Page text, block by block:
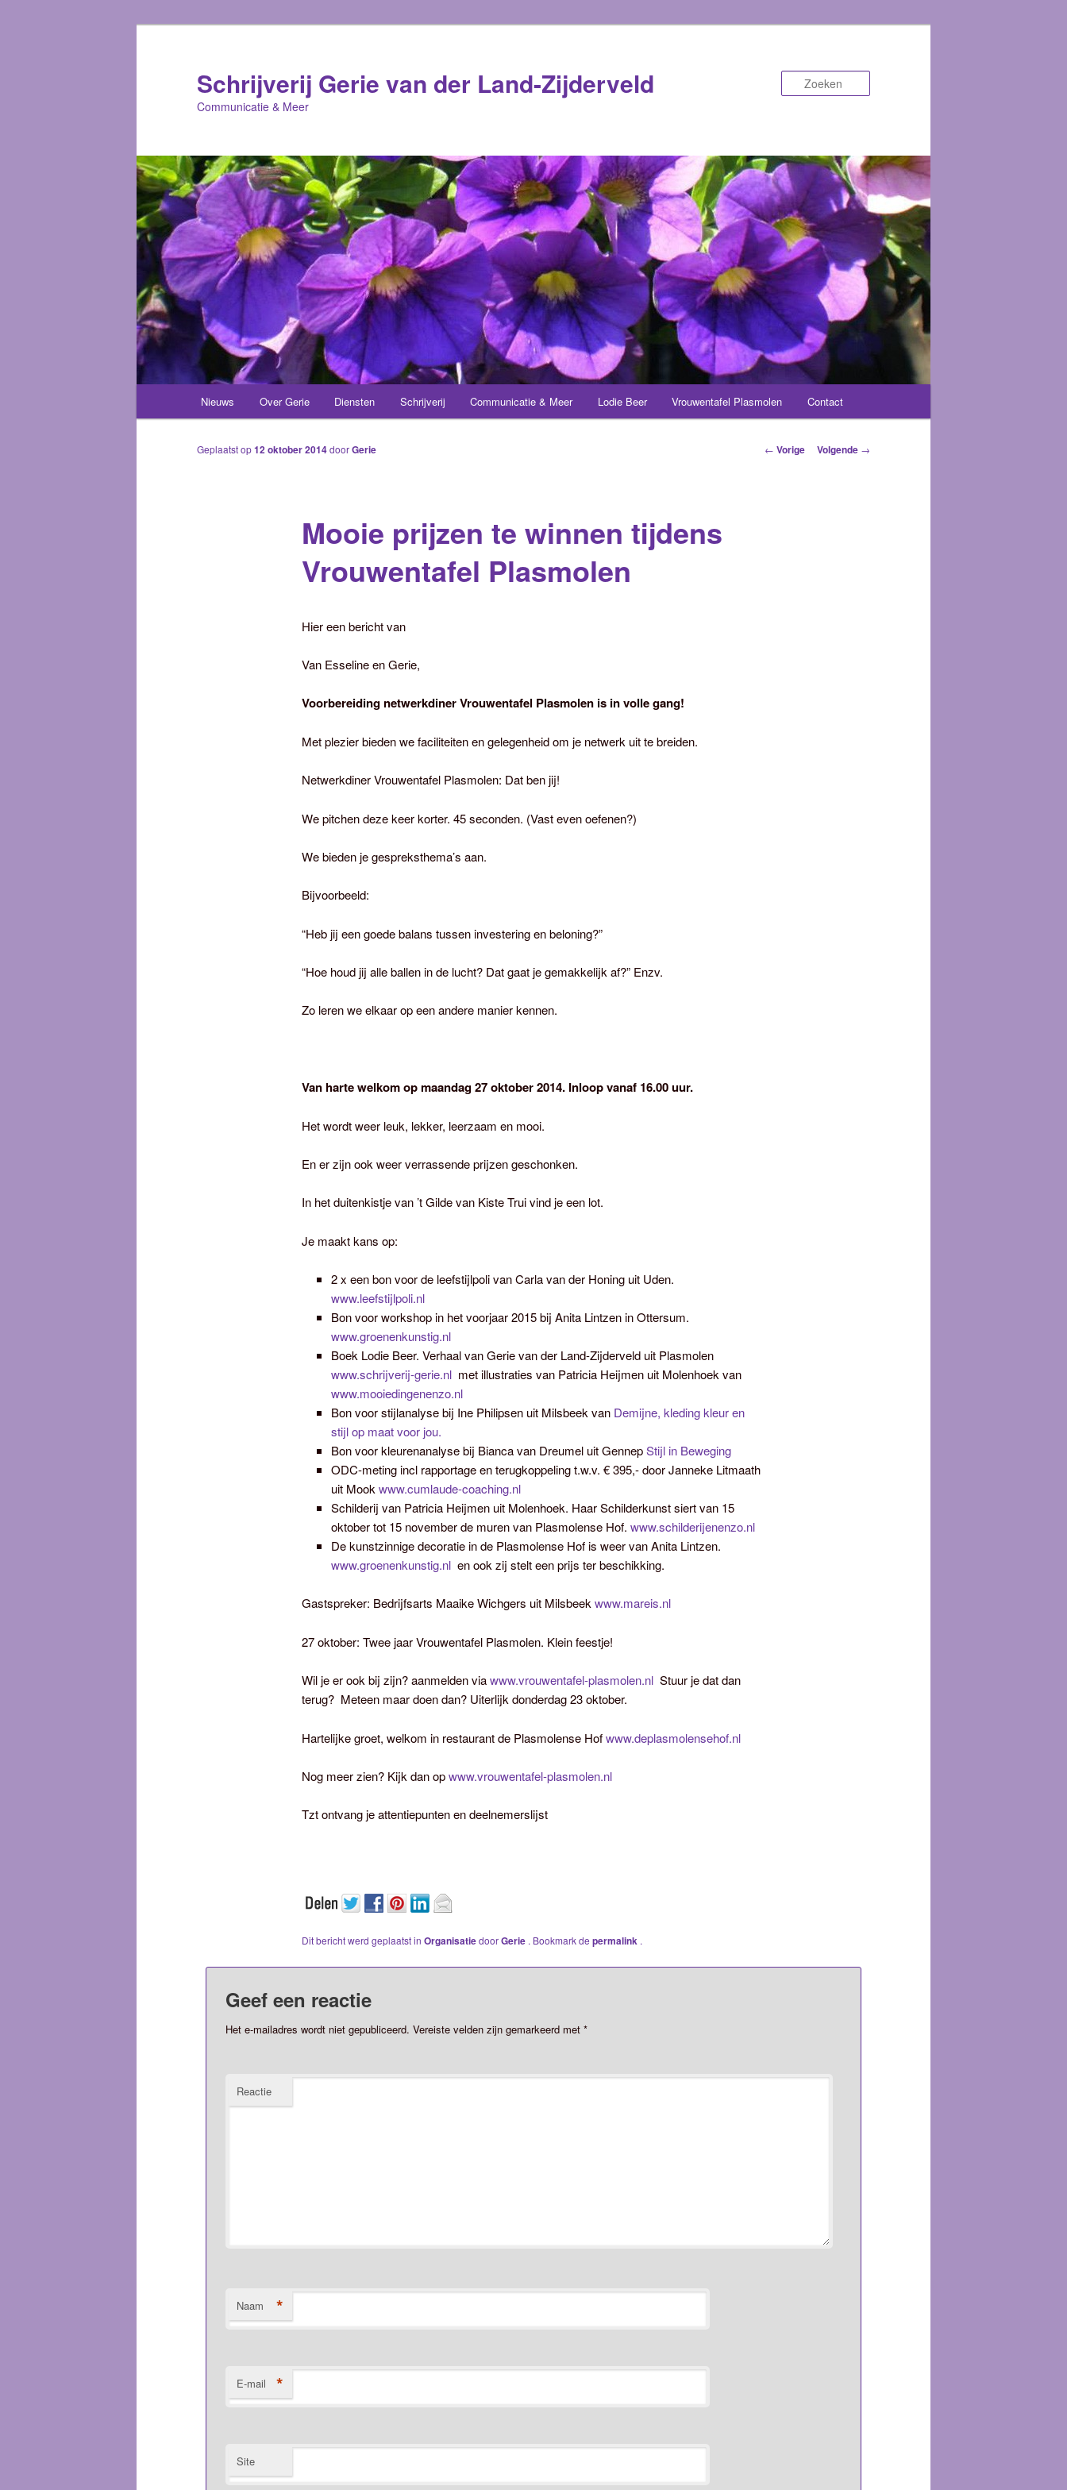
Schrijverij Gerie van der Land-Zijderveld
Communicatie & Meer
Spring
naar
Nieuws Over Gerie Diensten Schrijverij Communicatie & Meer Lodie Beer Vrouwentafel Plasmolen Contact
Berichtnavigatie
← Vorige Volgende →
Mooie prijzen te winnen tijdens
Vrouwentafel Plasmolen
Geplaatst op12 oktober 2014doorGerie
Hier een bericht van
Van Esseline en Gerie,
Voorbereiding netwerkdiner Vrouwentafel Plasmolen is in volle gang!
Met plezier bieden we faciliteiten en gelegenheid om je netwerk uit te breiden.
Netwerkdiner Vrouwentafel Plasmolen: Dat ben jij!
We pitchen deze keer korter. 45 seconden. (Vast even oefenen?)
We bieden je gespreksthema’s aan.
Bijvoorbeeld:
“Heb jij een goede balans tussen investering en beloning?”
“Hoe houd jij alle ballen in de lucht? Dat gaat je gemakkelijk af?” Enzv.
Zo leren we elkaar op een andere manier kennen.
Van harte welkom op maandag 27 oktober 2014. Inloop vanaf 16.00 uur.
Het wordt weer leuk, lekker, leerzaam en mooi.
En er zijn ook weer verrassende prijzen geschonken.
In het duitenkistje van ’t Gilde van Kiste Trui vind je een lot.
Je maakt kans op:
2 x een bon voor de leefstijlpoli van Carla van der Honing uit Uden.
www.leefstijlpoli.nl
Bon voor workshop in het voorjaar 2015 bij Anita Lintzen in Ottersum.
www.groenenkunstig.nl
Boek Lodie Beer. Verhaal van Gerie van der Land-Zijderveld uit Plasmolen
www.schrijverij-gerie.nl met illustraties van Patricia Heijmen uit Molenhoek van
www.mooiedingenenzo.nl
Bon voor stijlanalyse bij Ine Philipsen uit Milsbeek van Demijne, kleding kleur en
stijl op maat voor jou.
Bon voor kleurenanalyse bij Bianca van Dreumel uit GennepStijl in Beweging
ODC-meting incl rapportage en terugkoppeling t.w.v. € 395,- door Janneke Litmaath
uit Mookwww.cumlaude-coaching.nl
Schilderij van Patricia Heijmen uit Molenhoek. Haar Schilderkunst siert van 15
oktober tot 15 november de muren van Plasmolense Hof.www.schilderijenenzo.nl
De kunstzinnige decoratie in de Plasmolense Hof is weer van Anita Lintzen.
www.groenenkunstig.nl en ook zij stelt een prijs ter beschikking.
Gastspreker: Bedrijfsarts Maaike Wichgers uit Milsbeekwww.mareis.nl
27 oktober: Twee jaar Vrouwentafel Plasmolen. Klein feestje!
Wil je er ook bij zijn? aanmelden viawww.vrouwentafel-plasmolen.nl Stuur je dat dan
terug? Meteen maar doen dan? Uiterlijk donderdag 23 oktober.
Hartelijke groet, welkom in restaurant de Plasmolense Hofwww.deplasmolensehof.nl
Nog meer zien? Kijk dan opwww.vrouwentafel-plasmolen.nl
Tzt ontvang je attentiepunten en deelnemerslijst
Dit bericht werd geplaatst in OrganisatiedoorGerie . Bookmark de permalink .
Geef een reactie
Het e-mailadres wordt niet gepubliceerd. Vereiste velden zijn gemarkeerd met*
Reactie
Naam *
E-mail *
Site